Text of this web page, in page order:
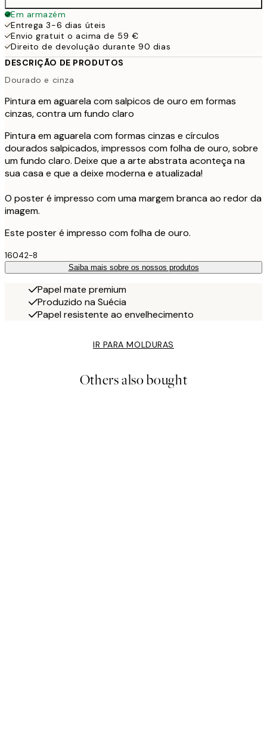
Em armazém
Entrega 3-6 dias úteis
Envio gratuit o acima de 59 €
Direito de devolução durante 90 dias
DESCRIÇÃO DE PRODUTOS
Dourado e cinza
Pintura em aguarela com salpicos de ouro em formas
cinzas, contra um fundo claro
Pintura em aguarela com formas cinzas e círculos
dourados salpicados, impressos com folha de ouro, sobre
um fundo claro. Deixe que a arte abstrata aconteça na
sua casa e que a deixe moderna e atualizada!
O poster é impresso com uma margem branca ao redor da
imagem.
Este poster é impresso com folha de ouro.
16042-8
Saiba mais sobre os nossos produtos
Papel mate premium
Produzido na Suécia
Papel resistente ao envelhecimento
IR PARA MOLDURAS
Others also bought